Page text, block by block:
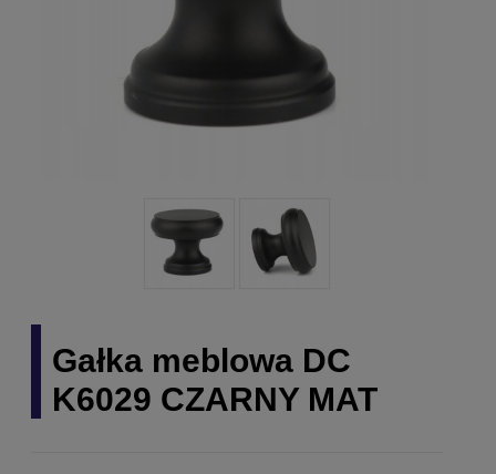
Gałka meblowa DC
K6029 CZARNY MAT